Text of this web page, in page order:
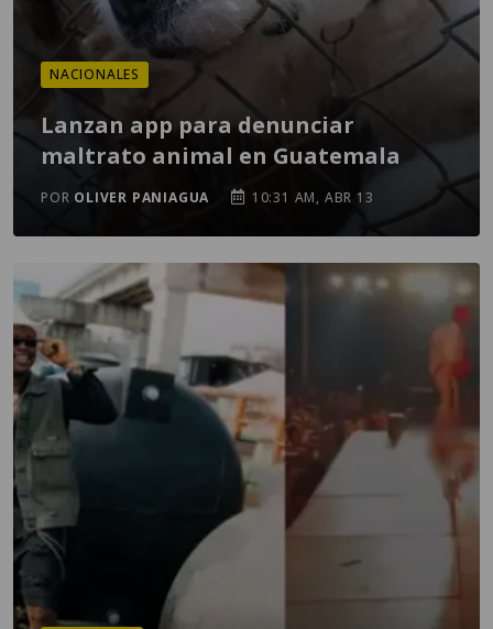
NACIONALES
Lanzan app para denunciar
maltrato animal en Guatemala
POR OLIVER PANIAGUA 10:31 AM, ABR 13